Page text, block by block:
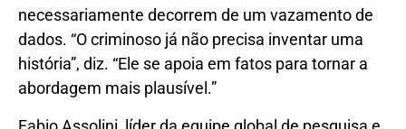
necessariamente decorrem de um vazamento de
dados. “O criminoso já não precisa inventar uma
história”, diz. “Ele se apoia em fatos para tornar a
abordagem mais plausível.”